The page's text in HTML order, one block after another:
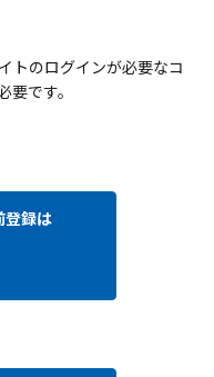
トのログインが必要なコ
要です。
登録は